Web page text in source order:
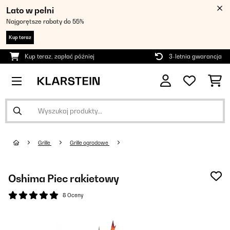
Lato w pełni
Najgorętsze rabaty do 55%
Kup teraz
Kup teraz, zapłać później 3-letnia gwarancja
Grille Grille ogrodowe
Oshima Piec rakietowy
8 Oceny